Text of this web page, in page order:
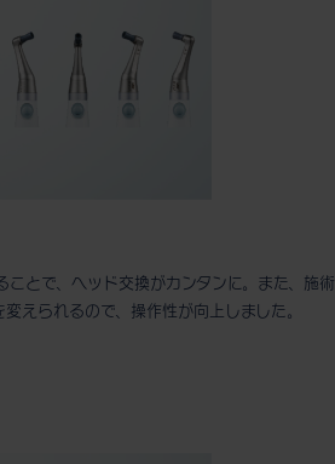
ことで、ヘッド交換がカンタンに。また、施術
えられるので、操作性が向上しました。